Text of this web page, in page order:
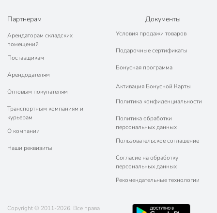
Партнерам
Арендаторам складских
помещений
Поставщикам
Арендодателям
Оптовым покупателям
Транспортным компаниям и
курьерам
О компании
Наши реквизиты
Документы
Условия продажи товаров
Подарочные сертификаты
Бонусная программа
Активация Бонусной Карты
Политика конфиденциальности
Политика обработки
персональных данных
Пользовательское соглашение
Согласие на обработку
персональных данных
Рекомендательные технологии
Copyright © 2011-2026. Все права